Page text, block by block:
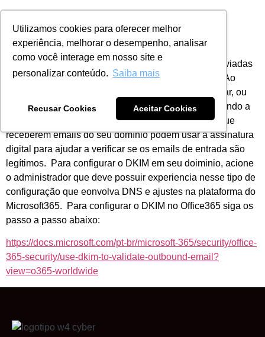
Utilizamos cookies para oferecer melhor
experiência, melhorar o desempenho, analisar
como você interage em nosso site e
personalizar conteúdo. Saiba mais
Recusar Cookies Aceitar Cookies
O DKIM permite adicionar a mensagens de email enviadas
uma assinatura digital no cabeçalho da mensagem. Ao
configurar o DKIM, você autoriza o domínio a associar, ou
assinar, o nome dele a uma mensagem de email usando a
autenticação de criptografia. Os sistemas de email que
receberem emails do seu domínio podem usar a assinatura
digital para ajudar a verificar se os emails de entrada são
legítimos. Para configurar o DKIM em seu doiminio, acione
o administrador que deve possuir experiencia nesse tipo de
configuração que eonvolva DNS e ajustes na plataforma do
Microsoft365. Para configurar o DKIM no Office365 siga os
passo a passo abaixo:
https://docs.microsoft.com/pt-br/microsoft-365/security/office-
365-security/use-dkim-to-validate-outbound-email?
view=o365-worldwide